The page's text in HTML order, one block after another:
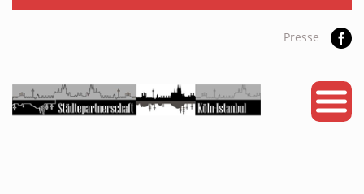
Presse
START
PARTNERSTADT